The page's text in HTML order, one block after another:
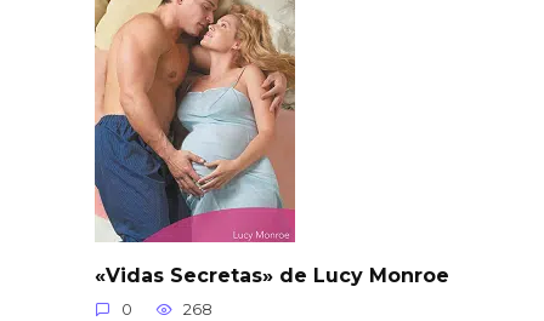
«Vidas Secretas» de Lucy Monroe
0 268